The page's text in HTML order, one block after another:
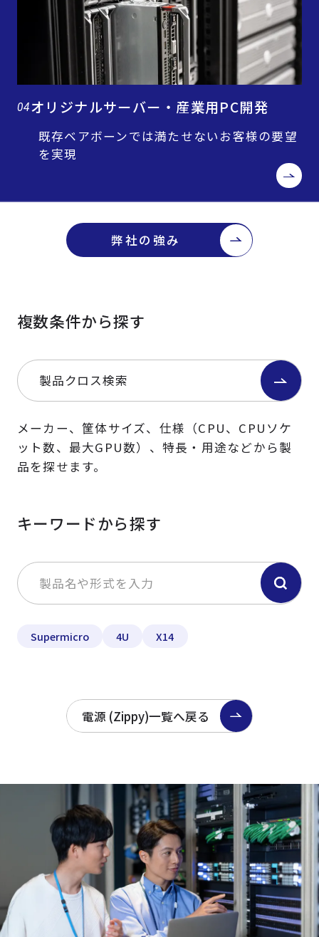
04オリジナルサーバー・産業用PC開発
既存ベアボーンでは満たせないお客様の要望
を実現
弊社の強み
複数条件から探す
製品クロス検索
メーカー、筐体サイズ、仕様（CPU、CPUソケ
ット数、最大GPU数）、特長・用途などから製
品を探せます。
キーワードから探す
Supermicro 4U X14
電源 (Zippy)一覧へ戻る